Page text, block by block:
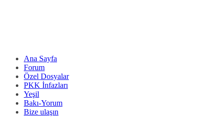
Ana Sayfa
Forum
Özel Dosyalar
PKK İnfazları
Yeşil
Bakı-Yorum
Bize ulaşın